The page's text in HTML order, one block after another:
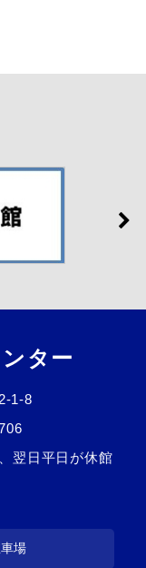
ター
1-8
翌日平日が休館
場